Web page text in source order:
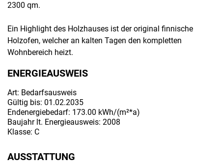
2300 qm.
Ein Highlight des Holzhauses ist der original finnische
Holzofen, welcher an kalten Tagen den kompletten
Wohnbereich heizt.
ENERGIEAUSWEIS
Art: Bedarfsausweis
Gültig bis: 01.02.2035
Endenergiebedarf: 173.00 kWh/(m²*a)
Baujahr lt. Energieausweis: 2008
Klasse: C
AUSSTATTUNG